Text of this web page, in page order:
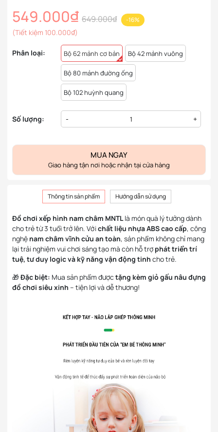
549.000₫ 649.000₫ -16%
(Tiết kiệm 100.000₫)
Phân loại: Bộ 62 mảnh cơ bản Bộ 42 mảnh vuông
Bộ 80 mảnh đường ống
Bộ 102 huỳnh quang
Số lượng: - +
MUA NGAY
Giao hàng tận nơi hoặc nhận tại cửa hàng
Thông tin sản phẩm Hướng dẫn sử dụng
Đồ chơi xếp hình nam châm MNTLlà món quà lý tưởng dành
cho trẻ từ 3 tuổi trở lên. Vớichất liệu nhựa ABS cao cấp, công
nghệ nam châm vĩnh cửu an toàn, sản phẩm không chỉ mang
lại trải nghiệm vui chơi sáng tạo mà còn hỗ trợ phát triển trí
tuệ, tư duy logic và kỹ năng vận động tinh cho trẻ.
🎁Đặc biệt: Mua sản phẩm được tặng kèm giỏ gấu nâu đựng
đồ chơi siêu xinh – tiện lợi và dễ thương!